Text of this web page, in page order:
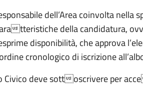
dell’Area coinvolta nella
tteristiche della candidatura,
disponibilità, che approva
cronologico di iscrizione
Civico deve sottoscrivere per